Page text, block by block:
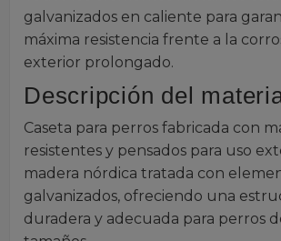
galvanizados en caliente para
máxima resistencia frente a la
exterior prolongado.
Descripción del
Caseta para perros fabricada con
resistentes y pensados para uso
madera nórdica tratada con
galvanizados, ofreciendo una
duradera y adecuada para perros